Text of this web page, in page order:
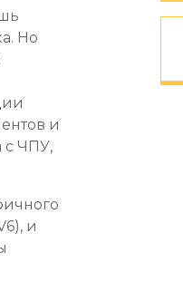
Но
и
с ЧПУ,
и